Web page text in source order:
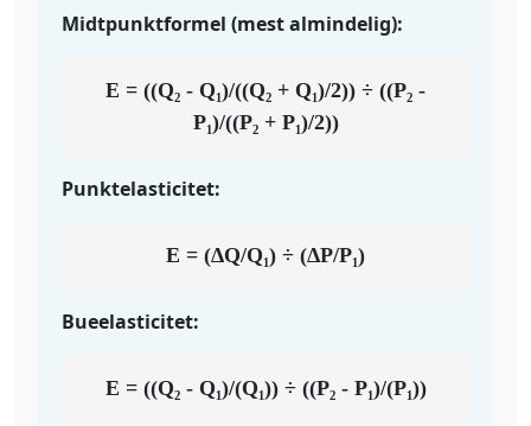
Midtpunktformel (mest almindelig):
E = ((Q₂ - Q₁)/((Q₂ + Q₁)/2)) ÷ ((P₂ -
P₁)/((P₂ + P₁)/2))
Punktelasticitet:
E = (ΔQ/Q₁) ÷ (ΔP/P₁)
Bueelasticitet:
E = ((Q₂ - Q₁)/(Q₁)) ÷ ((P₂ - P₁)/(P₁))